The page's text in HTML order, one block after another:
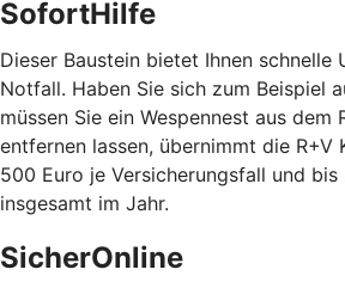
SofortHilfe
Dieser Baustein bietet Ihnen schnelle
Notfall. Haben Sie sich zum Beispiel
müssen Sie ein Wespennest aus dem
entfernen lassen, übernimmt die R+V
500 Euro je Versicherungsfall und
insgesamt im Jahr.
SicherOnline